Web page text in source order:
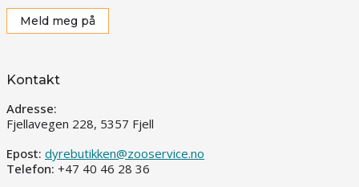
Meld meg på
Kontakt
Adresse:
Fjellavegen 228, 5357 Fjell
Epost: dyrebutikken@zooservice.no
Telefon: +47 40 46 28 36